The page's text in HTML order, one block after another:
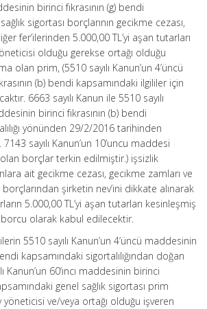
birinci fıkrasının (g) bendi
sigortası borçlarının gecikme cezası,
fer’ilerinden 5.000,00 TL’yi aşan tutarları
olduğu gerekse ortağı olduğu
olan prim, (5510 sayılı Kanun’un 4’üncü
(b) bendi kapsamındaki ilgililer için
6663 sayılı Kanun ile 5510 sayılı
birinci fıkrasının (b) bendi
yönünden 29/2/2016 tarihinden
7143 sayılı Kanun’un 10’uncu maddesi
olan borçlar terkin edilmiştir.) işsizlik
ait gecikme cezası, gecikme zamları ve
şirketin nev’ini dikkate alınarak
5.000,00 TL’yi aşan tutarları kesinleşmiş
olarak kabul edilecektir.
5510 sayılı Kanun’un 4’üncü maddesinin
kapsamındaki sigortalılığından doğan
Kanun’un 60’ıncı maddesinin birinci
genel sağlık sigortası prim
ve/veya ortağı olduğu işveren